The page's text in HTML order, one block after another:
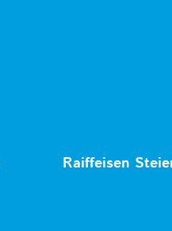
Raiffeisen